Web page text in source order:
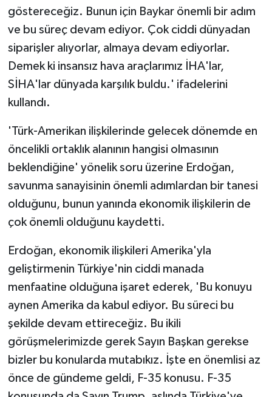
göstereceğiz. Bunun için Baykar önemli bir adım
ve bu süreç devam ediyor. Çok ciddi dünyadan
siparişler alıyorlar, almaya devam ediyorlar.
Demek ki insansız hava araçlarımız İHA'lar,
SİHA'lar dünyada karşılık buldu.' ifadelerini
kullandı.
'Türk-Amerikan ilişkilerinde gelecek dönemde en
öncelikli ortaklık alanının hangisi olmasının
beklendiğine' yönelik soru üzerine Erdoğan,
savunma sanayisinin önemli adımlardan bir tanesi
olduğunu, bunun yanında ekonomik ilişkilerin de
çok önemli olduğunu kaydetti.
Erdoğan, ekonomik ilişkileri Amerika'yla
geliştirmenin Türkiye'nin ciddi manada
menfaatine olduğuna işaret ederek, 'Bu konuyu
aynen Amerika da kabul ediyor. Bu süreci bu
şekilde devam ettireceğiz. Bu ikili
görüşmelerimizde gerek Sayın Başkan gerekse
bizler bu konularda mutabıkız. İşte en önemlisi az
önce de gündeme geldi, F-35 konusu. F-35